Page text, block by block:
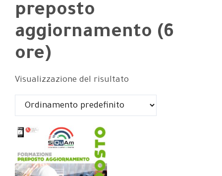
preposto
aggiornamento (6
ore)
Visualizzazione del risultato